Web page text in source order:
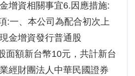
增資相關事宜6.因應措施:
:一、本公司為配合初次上
金增資發行普通股
面額新台幣10元，共計新台
經財團法人中華民國證券